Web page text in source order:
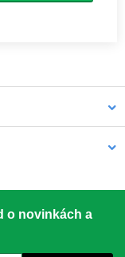
o novinkách a